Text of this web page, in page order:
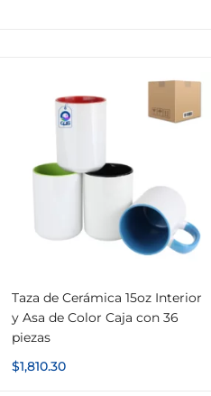
Taza de Cerámica 15oz Interior
y Asa de Color Caja con 36
piezas
$1,810.30